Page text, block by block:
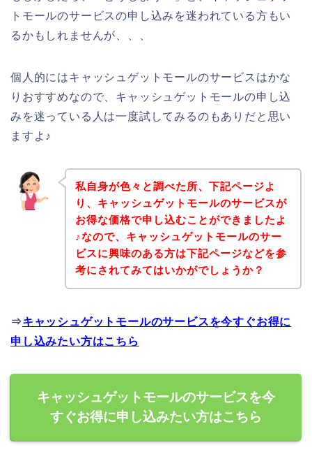
トモールのサービスの申し込みを迷われている方もい
るかもしれませんが、、、
個人的にはキャッシュゲットモールのサービスはかな
りおすすめなので、キャッシュゲットモールの申し込
みを迷っている人は一度試してみるのもありだと思い
ますよ♪
私自身が色々と調べた所、下記ページよ
り、キャッシュゲットモールのサービスが
お得な価格で申し込むことができましたよ
♪なので、キャッシュゲットモールのサー
ビスに興味のある方は下記ページなどを参
考にされてみてはいかがでしょうか？
⇒キャッシュゲットモールのサービスを今すぐお得に
申し込みたい方はこちら
キャッシュゲットモールのサービスを今
すぐお得に申し込みたい方はこちら